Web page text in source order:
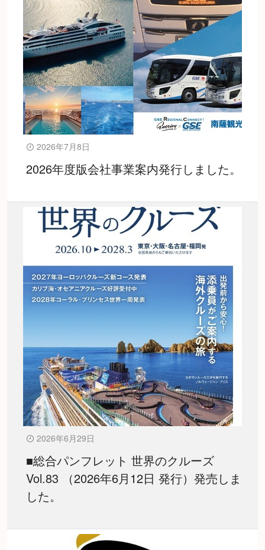
2026年7月8日
2026年度版会社事業案内発行しました。
2026年6月29日
■総合パンフレット 世界のクルーズ
Vol.83 （2026年6月12日 発行）発売しま
した。